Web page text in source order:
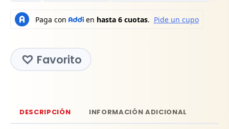
Favorito
DESCRIPCIÓN INFORMACIÓN ADICIONAL